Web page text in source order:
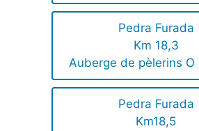
Pedra Furada
Km 18,3
Auberge de pèlerins O
Pedra Furada
Km18,5